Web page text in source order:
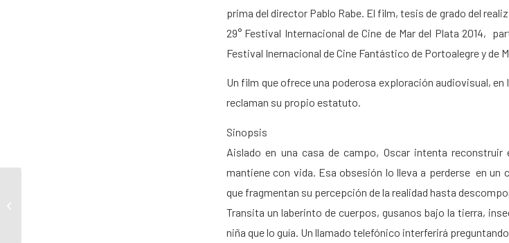
prima del director Pablo Rabe. El film, tesis de grado del
29° Festival Internacional de Cine de Mar del Plata 2014,
Festival Inernacional de Cine Fantástico de Portoalegre y de
Un film que ofrece una poderosa exploración audiovisual,
reclaman su propio estatuto.
Sinopsis
Aislado en una casa de campo, Oscar intenta
mantiene con vida. Esa obsesión lo lleva a perderse en un
que fragmentan su percepción de la realidad hasta
Transita un laberinto de cuerpos, gusanos bajo la tierra,
niña que lo guía. Un llamado telefónico interferirá